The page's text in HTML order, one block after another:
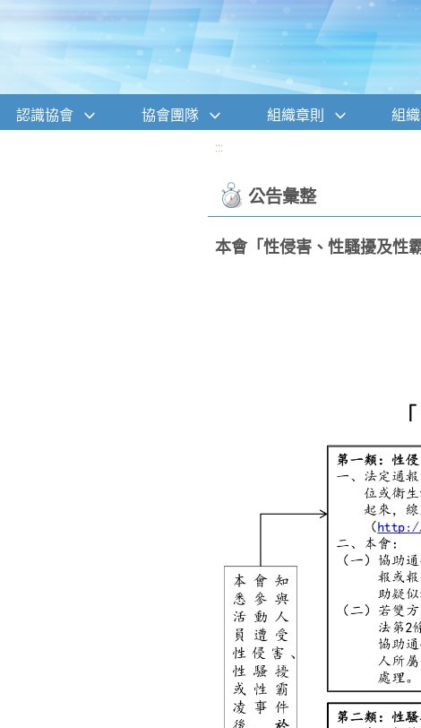
移至網頁之主要內容區位置
認識協會 協會團隊 組織章則 組
:::
公告彙整
本會「性侵害、性騷擾及性